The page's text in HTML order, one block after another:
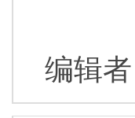
编辑者